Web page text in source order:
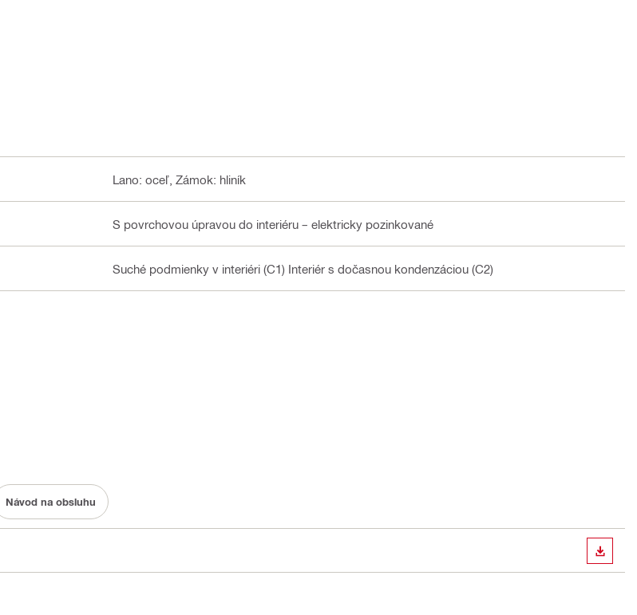
Lano: oceľ, Zámok: hliník
S povrchovou úpravou do interiéru – elektricky pozinkované
Suché podmienky v interiéri (C1) Interiér s dočasnou kondenzáciou (C2)
Návod na obsluhu